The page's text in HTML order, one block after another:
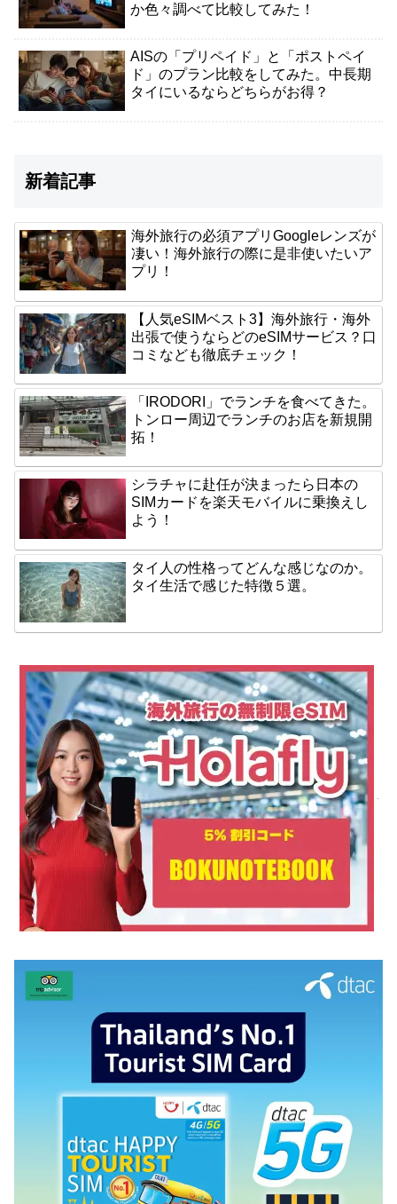
か色々調べて比較してみた！
AISの「プリペイド」と「ポストペイ
ド」のプラン比較をしてみた。中長期
タイにいるならどちらがお得？
新着記事
海外旅行の必須アプリGoogleレンズが
凄い！海外旅行の際に是非使いたいア
プリ！
【人気eSIMベスト3】海外旅行・海外
出張で使うならどのeSIMサービス？口
コミなども徹底チェック！
「IRODORI」でランチを食べてきた。
トンロー周辺でランチのお店を新規開
拓！
シラチャに赴任が決まったら日本の
SIMカードを楽天モバイルに乗換えし
よう！
タイ人の性格ってどんな感じなのか。
タイ生活で感じた特徴５選。